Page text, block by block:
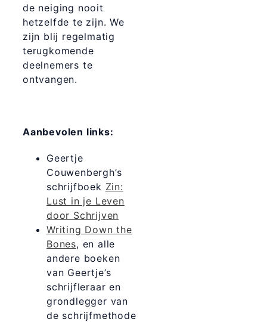
de neiging nooit
hetzelfde te zijn. We
zijn blij regelmatig
terugkomende
deelnemers te
ontvangen.
Aanbevolen links:
Geertje
Couwenbergh’s
schrijfboek Zin:
Lust in je Leven
door Schrijven
Writing Down the
Bones, en alle
andere boeken
van Geertje’s
schrijfleraar en
grondlegger van
de schrijfmethode